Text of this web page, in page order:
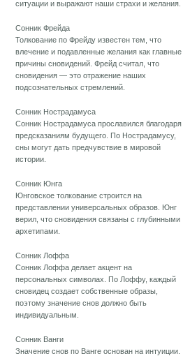
ситуации и выражают наши страхи и желания.
Сонник Фрейда
Толкование по Фрейду известен тем, что
влечение и подавленные желания как главные
причины сновидений. Фрейд считал, что
сновидения — это отражение наших
подсознательных стремлений.
Сонник Нострадамуса
Сонник Нострадамуса прославился благодаря
предсказаниям будущего. По Нострадамусу,
сны могут дать предчувствие в мировой
истории.
Сонник Юнга
Юнговское толкование строится на
представлении универсальных образов. Юнг
верил, что сновидения связаны с глубинными
архетипами.
Сонник Лоффа
Сонник Лоффа делает акцент на
персональных символах. По Лоффу, каждый
сновидец создает собственные образы,
поэтому значение снов должно быть
индивидуальным.
Сонник Ванги
Значение снов по Ванге основан на интуиции.